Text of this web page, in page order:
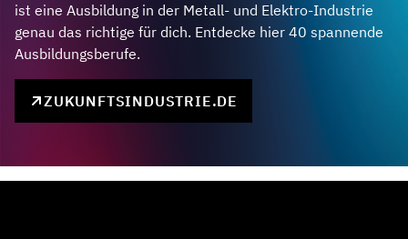
ist eine Ausbildung in der Metall- und Elektro-Industrie
genau das richtige für dich. Entdecke hier 40 spannende
Ausbildungsberufe.
ZUKUNFTSINDUSTRIE.DE